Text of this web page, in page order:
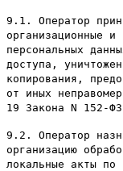
9.1. Оператор
организационные
персональных
доступа,
копирования,
от иных
19 Закона N 152-
9.2. Оператор
организацию
локальные акты по